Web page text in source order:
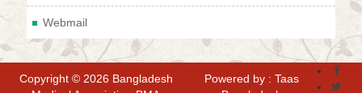
Webmail
Copyright © 2026 Bangladesh
Powered by : Taas